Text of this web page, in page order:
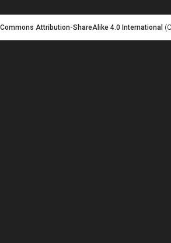
Attribution-ShareAlike 4.0 International